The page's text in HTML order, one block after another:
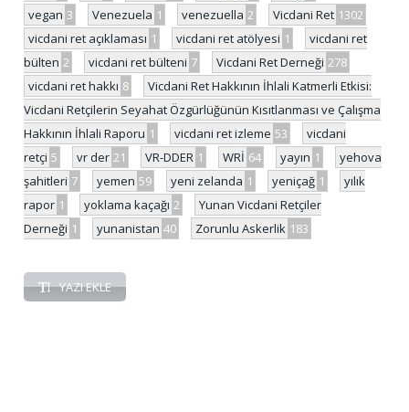
vegan 3 Venezuela 1 venezuella 2 Vicdani Ret 1302
vicdani ret açıklaması 1 vicdani ret atölyesi 1
vicdani ret
bülten 2 vicdani ret bülteni 7 Vicdani Ret Derneği 278
vicdani ret hakkı 8
Vicdani Ret Hakkının İhlali Katmerli Etkisi:
Vicdani Retçilerin Seyahat Özgürlüğünün Kısıtlanması ve Çalışma
Hakkının İhlali Raporu 1 vicdani ret izleme 53
vicdani
retçi 5 vr der 21 VR-DDER 1 WRİ 64 yayın 1
yehova
şahitleri 7 yemen 59 yeni zelanda 1 yeniçağ 1
yılık
rapor 1 yoklama kaçağı 2
Yunan Vicdani Retçiler
Derneği 1 yunanistan 40 Zorunlu Askerlik 183
YAZI EKLE